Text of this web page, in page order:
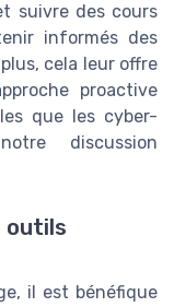
suivre des cours
informés des
cela leur offre
proactive
que les cyber-
discussion
outils
il est bénéfique